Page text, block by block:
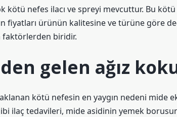
kötü nefes ilacı ve spreyi mevcuttur. Bu
fiyatları ürünün kalitesine ve türüne göre
faktörlerden biridir.
gelen ağız
kötü nefesin en yaygın nedeni mide
ilaç tedavileri, mide asidinin yemek